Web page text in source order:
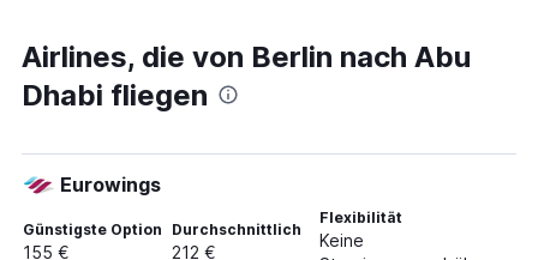
Flüge von Nürnberg nach Dubai
Flüge von Frankfurt Hahn nach Dubai
Flüge von Düsseldorf nach Dubai
Flüge von Nürnberg nach Schardscha
Flüge von München nach Abu Dhabi
Airlines, die von Berlin nach Abu
Dhabi fliegen
Eurowings
Günstigste Option
155 €
Durchschnittlich
212 €
Flexibilität
Keine